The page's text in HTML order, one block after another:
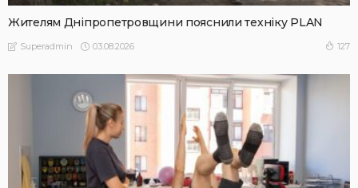
Жителям Дніпропетровщини пояснили техніку PLAN
Superadmin 03.08.2026 127